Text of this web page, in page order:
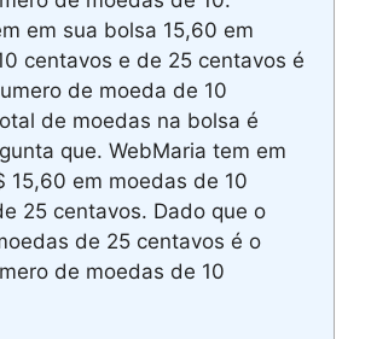
em sua bolsa 15,60 em
centavos e de 25 centavos é
de moeda de 10
de moedas na bolsa é
que. WebMaria tem em
15,60 em moedas de 10
25 centavos. Dado que o
de 25 centavos é o
de moedas de 10